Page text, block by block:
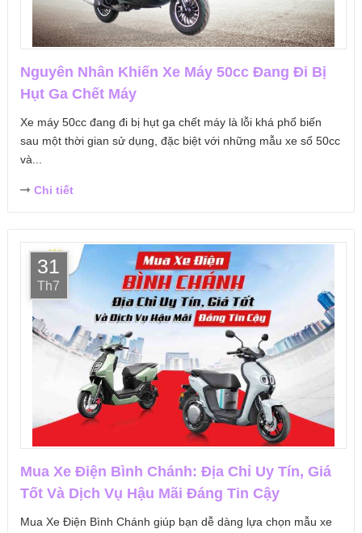
Nguyên Nhân Khiến Xe Máy 50cc Đang Đi Bị
Hụt Ga Chết Máy
Xe máy 50cc đang đi bị hụt ga chết máy là lỗi khá phổ biến
sau một thời gian sử dụng, đặc biệt với những mẫu xe số 50cc
và...
Chi tiết
31
Th7
Mua Xe Điện Bình Chánh: Địa Chỉ Uy Tín, Giá
Tốt Và Dịch Vụ Hậu Mãi Đáng Tin Cậy
Mua Xe Điện Bình Chánh giúp bạn dễ dàng lựa chọn mẫu xe